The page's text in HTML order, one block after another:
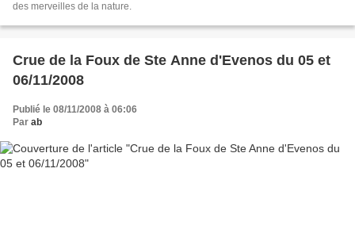
des merveilles de la nature.
Crue de la Foux de Ste Anne d'Evenos du 05 et
06/11/2008
Publié le 08/11/2008 à 06:06
Par ab